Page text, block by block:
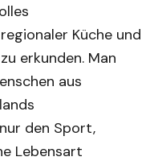
Küche und
erkunden. Man
aus
den Sport,
Lebensart